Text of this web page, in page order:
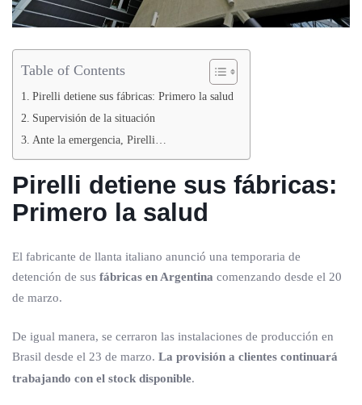
Table of Contents
Pirelli detiene sus fábricas: Primero la salud
Supervisión de la situación
Ante la emergencia, Pirelli…
Pirelli detiene sus fábricas:
Primero la salud
El fabricante de llanta italiano anunció una temporaria de
detención de sus fábricas en Argentina comenzando desde el 20
de marzo.
De igual manera, se cerraron las instalaciones de producción en
Brasil desde el 23 de marzo. La provisión a clientes continuará
trabajando con el stock disponible.